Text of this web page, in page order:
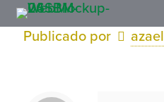
Publicado por azael